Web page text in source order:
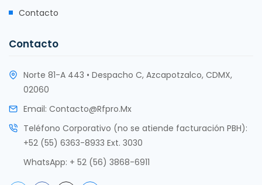
Contacto
Contacto
Norte 81-A 443 • Despacho C, Azcapotzalco, CDMX,
02060
Email: Contacto@rfpro.mx
Teléfono Corporativo (no se atiende facturación PBH):
+52 (55) 6363-8933 Ext. 3030
WhatsApp: + 52 (56) 3868-6911